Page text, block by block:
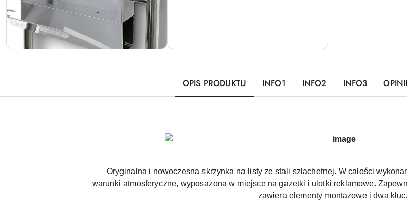
OPIS PRODUKTU INFO1 INFO2 INFO3
Oryginalna i nowoczesna skrzynka na listy ze stali szlachetnej. W całości
warunki atmosferyczne, wyposażona w miejsce na gazetki i ulotki reklamowe.
zawiera elementy montażowe i dwa